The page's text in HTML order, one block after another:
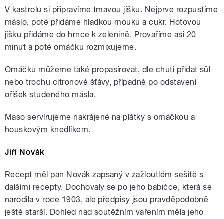
V kastrolu si připravíme tmavou jíšku. Nejprve rozpustíme
máslo, poté přidáme hladkou mouku a cukr. Hotovou
jíšku přidáme do hrnce k zelenině. Provaříme asi 20
minut a poté omáčku rozmixujeme.
Omáčku můžeme také propasírovat, dle chuti přidat sůl
nebo trochu citronové šťávy, případně po odstavení
oříšek studeného másla.
Maso servírujeme nakrájené na plátky s omáčkou a
houskovým knedlíkem.
Jiří Novák
Recept měl pan Novák zapsaný v zažloutlém sešitě s
dalšími recepty. Dochovaly se po jeho babičce, která se
narodila v roce 1903, ale předpisy jsou pravděpodobně
ještě starší. Dohled nad soutěžním vařením měla jeho